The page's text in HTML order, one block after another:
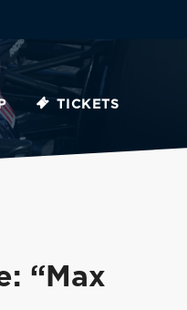
TICKETS
“Max